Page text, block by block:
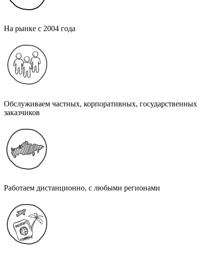
На рынке с 2004 года
Обслуживаем частных, корпоративных, государственных
заказчиков
Работаем дистанционно, с любыми регионами